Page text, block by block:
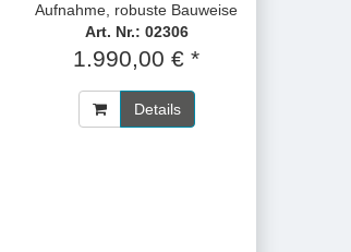
Aufnahme, robuste Bauweise
Art. Nr.: 02306
1.990,00 € *
Details